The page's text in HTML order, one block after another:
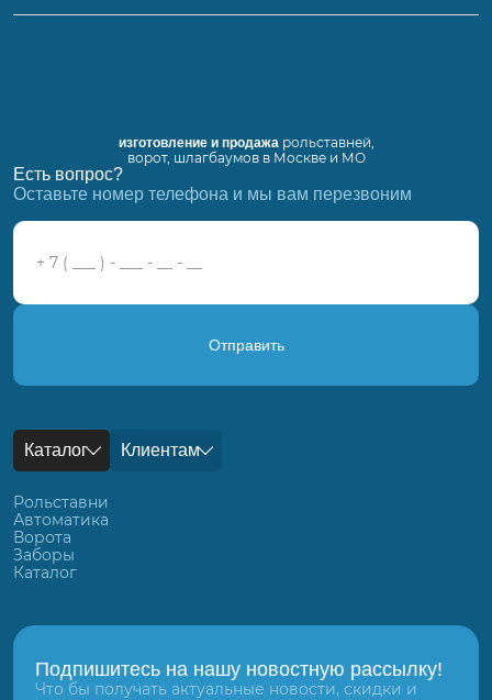
изготовление и продажарольставней,
ворот, шлагбаумов в Москве и МО
Есть вопрос?
Оставьте номер телефона и мы вам перезвоним
Отправить
Каталог Клиентам
Рольставни
Автоматика
Ворота
Заборы
Каталог
Подпишитесь на нашу новостную рассылку!
Что бы получать актуальные новости, скидки и